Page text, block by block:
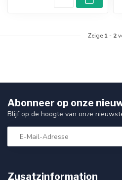
Zeige 1 - 2
Zusatzinformation
Abonneer op onze
Blijf op de hoogte van onze